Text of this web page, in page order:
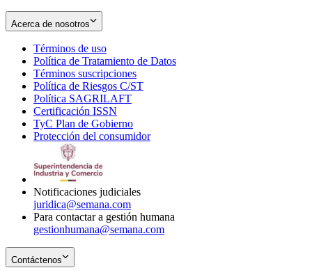
Acerca de nosotros
Términos de uso
in
new
window
Política de Tratamiento de Datos
Términos suscripciones
in
Política de Riesgos C/ST
Política SAGRILAFT
new
window
Certificación ISSN
in
new
TyC Plan de Gobierno
in
Protección del consumidorOpens
Notificaciones judiciales
juridica@semana.com
Para contactar a gestión humana
gestionhumana@semana.com
Contáctenos